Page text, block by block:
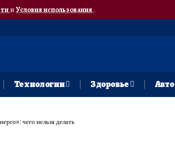
и Условия использования.
Технологии Здоровье Авто
чего нельзя делать